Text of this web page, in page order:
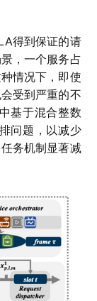
得到保证的请
，一个服务占
情况下，即使
受到严重的不
基于混合整数
问题，以减少
务机制显著减